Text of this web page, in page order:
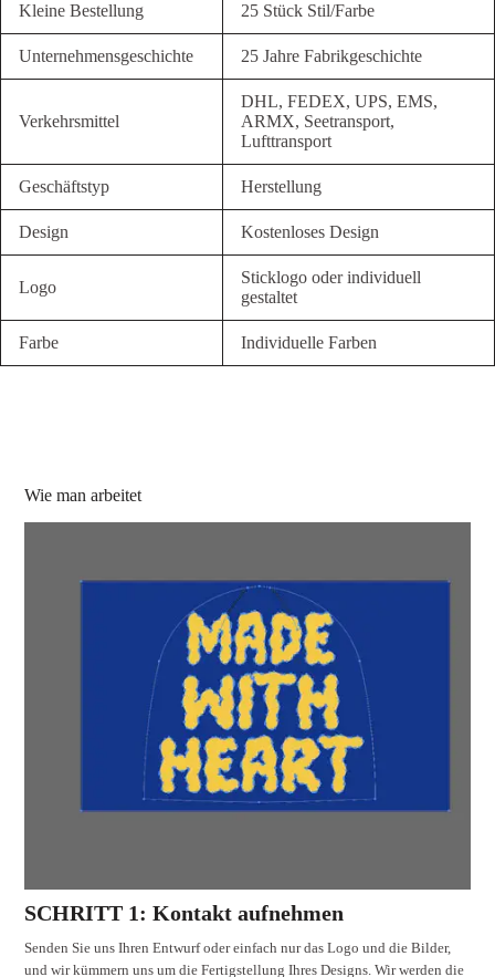
Kleine Bestellung 25 Stück Stil/Farbe
Unternehmensgeschichte 25 Jahre Fabrikgeschichte
Verkehrsmittel
DHL, FEDEX, UPS, EMS,
ARMX, Seetransport,
Lufttransport
Geschäftstyp Herstellung
Design Kostenloses Design
Logo
Sticklogo oder individuell
gestaltet
Farbe Individuelle Farben
Wie man arbeitet
SCHRITT 1: Kontakt aufnehmen
Senden Sie uns Ihren Entwurf oder einfach nur das Logo und die Bilder,
und wir kümmern uns um die Fertigstellung Ihres Designs. Wir werden die